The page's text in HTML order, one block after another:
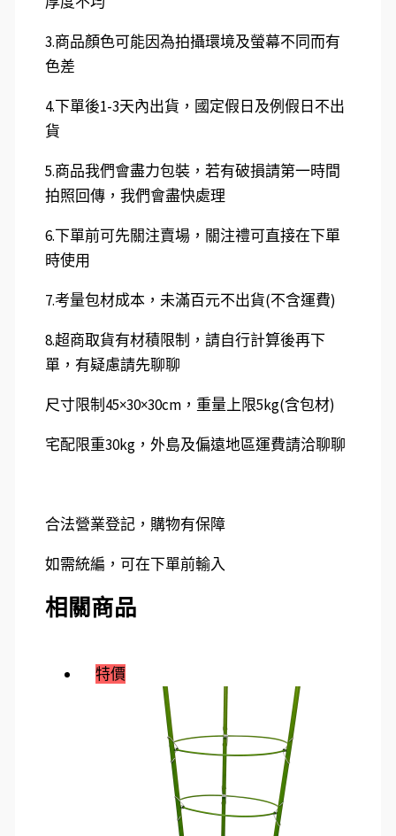
3.商品顏色可能因為拍攝環境及螢幕不同而有
色差
4.下單後1-3天內出貨，國定假日及例假日不出
貨
5.商品我們會盡力包裝，若有破損請第一時間
拍照回傳，我們會盡快處理
6.下單前可先關注賣場，關注禮可直接在下單
時使用
7.考量包材成本，未滿百元不出貨(不含運費)
8.超商取貨有材積限制，請自行計算後再下
單，有疑慮請先聊聊
尺寸限制45×30×30cm，重量上限5kg(含包材)
宅配限重30kg，外島及偏遠地區運費請洽聊聊
合法營業登記，購物有保障
如需統編，可在下單前輸入
相關商品
特價